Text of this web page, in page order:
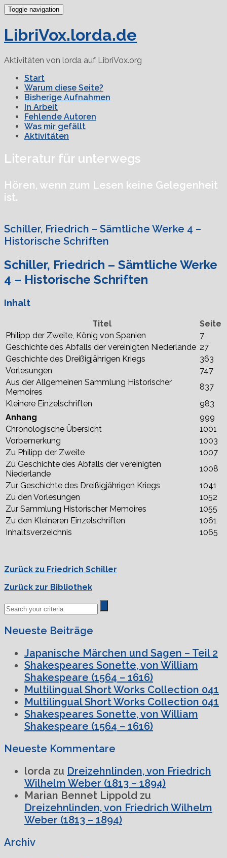
Toggle navigation
LibriVox.lorda.de
Aktivitäten von lorda auf LibriVox.org
Start
Warum diese Seite?
Bisherige Aufnahmen
In Arbeit
Fehlende Autoren
Was mir gefällt
Aktivitäten
Literatur für unterwegs
Hören, wenn zum Lesen keine Gelegenheit
ist.
Schiller, Friedrich – Sämtliche Werke 4 –
Historische Schriften
Schiller, Friedrich – Sämtliche Werke
4 – Historische Schriften
Inhalt
Titel
Seite
Philipp der Zweite, König von Spanien
7
Geschichte des Abfalls der vereinigten Niederlande 27
Geschichte des Dreißigjährigen Kriegs
363
Vorlesungen
747
Aus der Allgemeinen Sammlung Historischer
Memoires
837
Kleinere Einzelschriften
983
Anhang
999
Chronologische Übersicht
1001
Vorbemerkung
1003
Zu Philipp der Zweite
1007
Zu Geschichte des Abfalls der vereinigten
Niederlande
1008
Zur Geschichte des Dreißigjährigen Kriegs
1041
Zu den Vorlesungen
1052
Zur Sammlung Historischer Memoires
1055
Zu den Kleineren Einzelschriften
1061
Inhaltsverzeichnis
1065
Zurück zu Friedrich Schiller
Zurück zur Bibliothek
Neueste Beiträge
Japanische Märchen und Sagen – Teil 2
Shakespeares Sonette, von William
Shakespeare (1564 – 1616)
Multilingual Short Works Collection 041
Multilingual Short Works Collection 041
Shakespeares Sonette, von William
Shakespeare (1564 – 1616)
Neueste Kommentare
lorda zu Dreizehnlinden, von Friedrich
Wilhelm Weber (1813 – 1894)
Marian Bennet Lippold zu
Dreizehnlinden, von Friedrich Wilhelm
Weber (1813 – 1894)
Archiv